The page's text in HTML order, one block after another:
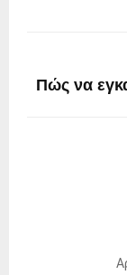
Πώς να